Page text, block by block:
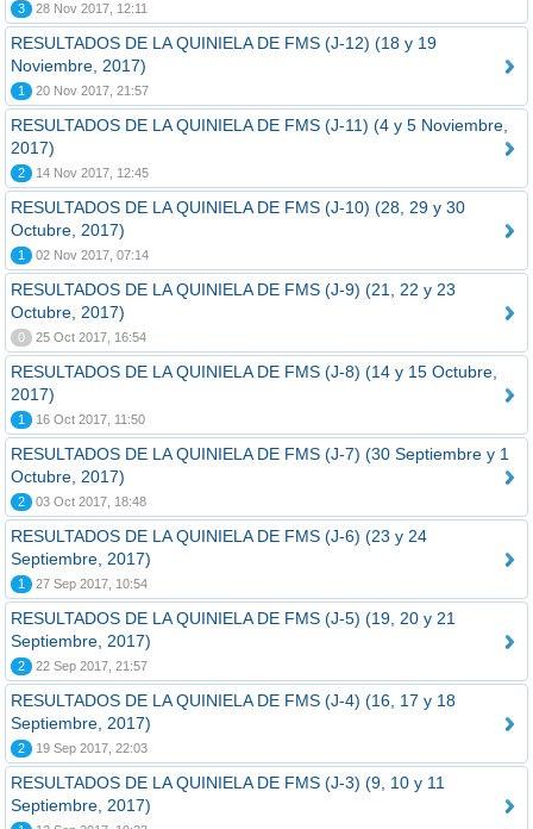
3 28 Nov 2017, 12:11
RESULTADOS DE LA QUINIELA DE FMS (J-12) (18 y 19
Noviembre, 2017)
1 20 Nov 2017, 21:57
RESULTADOS DE LA QUINIELA DE FMS (J-11) (4 y 5 Noviembre,
2017)
2 14 Nov 2017, 12:45
RESULTADOS DE LA QUINIELA DE FMS (J-10) (28, 29 y 30
Octubre, 2017)
1 02 Nov 2017, 07:14
RESULTADOS DE LA QUINIELA DE FMS (J-9) (21, 22 y 23
Octubre, 2017)
0 25 Oct 2017, 16:54
RESULTADOS DE LA QUINIELA DE FMS (J-8) (14 y 15 Octubre,
2017)
1 16 Oct 2017, 11:50
RESULTADOS DE LA QUINIELA DE FMS (J-7) (30 Septiembre y 1
Octubre, 2017)
2 03 Oct 2017, 18:48
RESULTADOS DE LA QUINIELA DE FMS (J-6) (23 y 24
Septiembre, 2017)
1 27 Sep 2017, 10:54
RESULTADOS DE LA QUINIELA DE FMS (J-5) (19, 20 y 21
Septiembre, 2017)
2 22 Sep 2017, 21:57
RESULTADOS DE LA QUINIELA DE FMS (J-4) (16, 17 y 18
Septiembre, 2017)
2 19 Sep 2017, 22:03
RESULTADOS DE LA QUINIELA DE FMS (J-3) (9, 10 y 11
Septiembre, 2017)